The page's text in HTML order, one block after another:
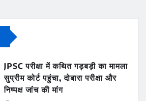
JPSC परीक्षा में कथित गड़बड़ी का मामला
सुप्रीम कोर्ट पहुंचा, दोबारा परीक्षा और
निष्पक्ष जांच की मांग